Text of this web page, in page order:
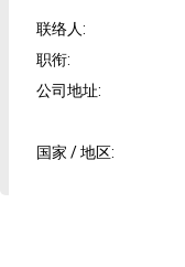
联络人:
职衔:
公司地址:
国家 / 地区: